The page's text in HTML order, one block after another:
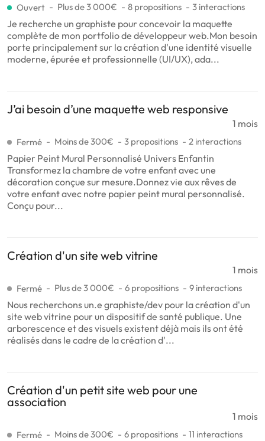
Ouvert Plus de 3 000€ 8 propositions 3 interactions
Je recherche un graphiste pour concevoir la maquette
complète de mon portfolio de développeur web.Mon besoin
porte principalement sur la création d'une identité visuelle
moderne, épurée et professionnelle (UI/UX), ada...
J’ai besoin d’une maquette web responsive
1 mois
Fermé Moins de 300€ 3 propositions 2 interactions
Papier Peint Mural Personnalisé Univers Enfantin
Transformez la chambre de votre enfant avec une
décoration conçue sur mesure.Donnez vie aux rêves de
votre enfant avec notre papier peint mural personnalisé.
Conçu pour...
Création d'un site web vitrine
1 mois
Fermé Plus de 3 000€ 6 propositions 9 interactions
Nous recherchons un.e graphiste/dev pour la création d'un
site web vitrine pour un dispositif de santé publique. Une
arborescence et des visuels existent déjà mais ils ont été
réalisés dans le cadre de la création d'...
Création d'un petit site web pour une
association
1 mois
Fermé Moins de 300€ 6 propositions 11 interactions